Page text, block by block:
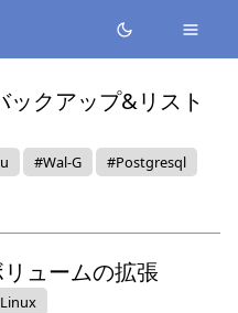
クアップ&リスト
#Wal-G #Postgresql
ュームの拡張